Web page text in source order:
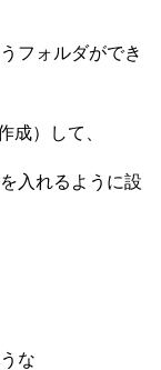
フォルダができ
成）して、
入れるように設
な